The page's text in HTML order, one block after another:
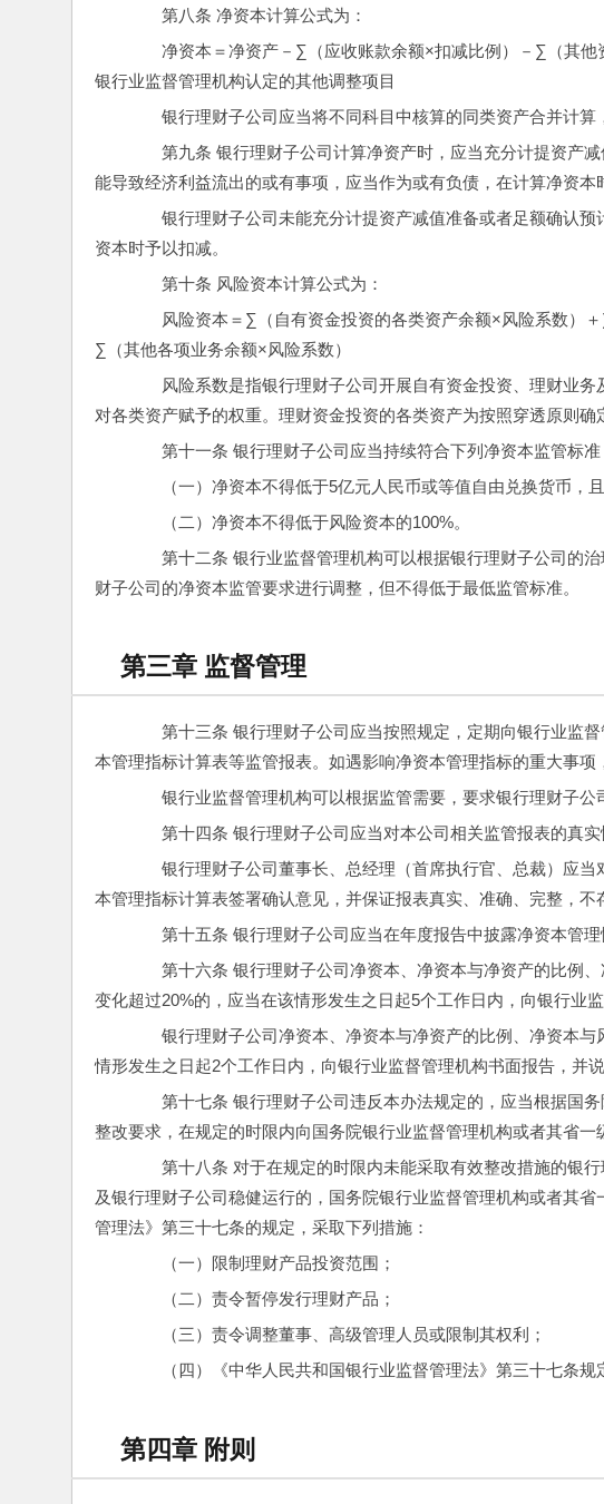
第八条 净资本计算公式为：
净资本＝净资产－∑（应收账款余额×扣减比例）－∑（其他
银行业监督管理机构认定的其他调整项目
银行理财子公司应当将不同科目中核算的同类资产合并计算
第九条 银行理财子公司计算净资产时，应当充分计提资产
能导致经济利益流出的或有事项，应当作为或有负债，在计算净资本
银行理财子公司未能充分计提资产减值准备或者足额确认预
资本时予以扣减。
第十条 风险资本计算公式为：
风险资本＝∑（自有资金投资的各类资产余额×风险系数）＋
∑（其他各项业务余额×风险系数）
风险系数是指银行理财子公司开展自有资金投资、理财业务
对各类资产赋予的权重。理财资金投资的各类资产为按照穿透原则确
第十一条 银行理财子公司应当持续符合下列净资本监管标准
（一）净资本不得低于5亿元人民币或等值自由兑换货币，且
（二）净资本不得低于风险资本的100%。
第十二条 银行业监督管理机构可以根据银行理财子公司的治
财子公司的净资本监管要求进行调整，但不得低于最低监管标准。
第三章 监督管理
第十三条 银行理财子公司应当按照规定，定期向银行业监督
本管理指标计算表等监管报表。如遇影响净资本管理指标的重大事项
银行业监督管理机构可以根据监管需要，要求银行理财子公
第十四条 银行理财子公司应当对本公司相关监管报表的真实
银行理财子公司董事长、总经理（首席执行官、总裁）应当
本管理指标计算表签署确认意见，并保证报表真实、准确、完整，不
第十五条 银行理财子公司应当在年度报告中披露净资本管理
第十六条 银行理财子公司净资本、净资本与净资产的比例、
变化超过20%的，应当在该情形发生之日起5个工作日内，向银行业
银行理财子公司净资本、净资本与净资产的比例、净资本与
情形发生之日起2个工作日内，向银行业监督管理机构书面报告，并说
第十七条 银行理财子公司违反本办法规定的，应当根据国务
整改要求，在规定的时限内向国务院银行业监督管理机构或者其省一
第十八条 对于在规定的时限内未能采取有效整改措施的银
及银行理财子公司稳健运行的，国务院银行业监督管理机构或者其
管理法》第三十七条的规定，采取下列措施：
（一）限制理财产品投资范围；
（二）责令暂停发行理财产品；
（三）责令调整董事、高级管理人员或限制其权利；
（四）《中华人民共和国银行业监督管理法》第三十七条规
第四章 附则